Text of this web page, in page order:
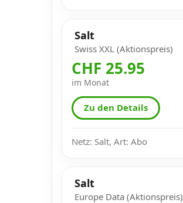
Salt
Swiss XXL (Aktionspreis)
CHF 25.95
im Monat
Zu den Details
Netz: Salt, Art: Abo
Salt
Europe Data (Aktionspreis)